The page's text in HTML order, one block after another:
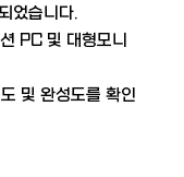
었습니다.
PC 및 대형모니
및 완성도를 확인